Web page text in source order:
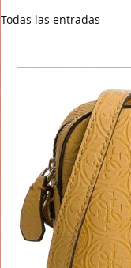
Todas las entradas